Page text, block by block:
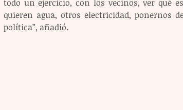
todo un ejercicio, con los vecinos, ver qué
quieren agua, otros electricidad, ponernos
política”, añadió.